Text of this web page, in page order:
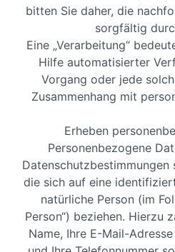
bitten Sie daher, die
sorgfältig
Eine „Verarbeitung“
Hilfe automatisierter
Vorgang oder jede
Zusammenhang mit
Erheben
Personenbezogene
Datenschutzbestimmungen
die sich auf eine
natürliche Person (im
Person“) beziehen. Hierzu
Name, Ihre E-Mail-